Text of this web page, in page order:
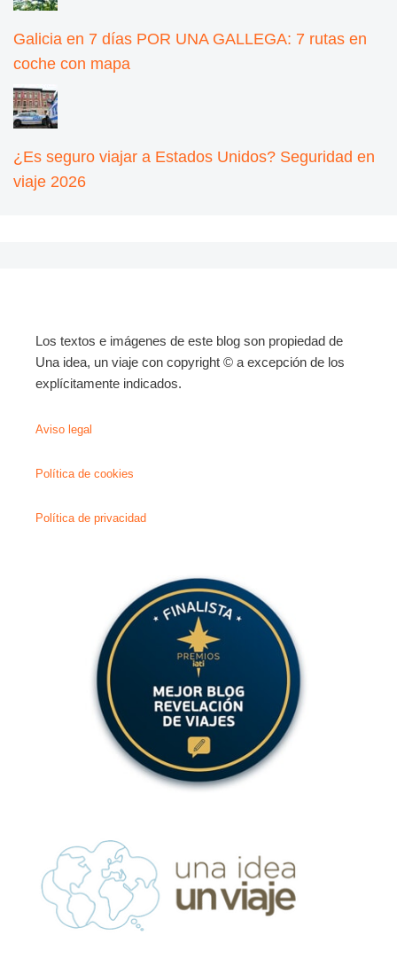
Galicia en 7 días POR UNA GALLEGA: 7 rutas en
coche con mapa
¿Es seguro viajar a Estados Unidos? Seguridad en
viaje 2026
Los textos e imágenes de este blog son propiedad de
Una idea, un viaje con copyright © a excepción de los
explícitamente indicados.
Aviso legal
Política de cookies
Política de privacidad